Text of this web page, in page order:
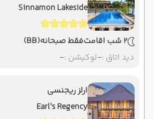
Sinnamon Lakeside
2 شب اقامت فقط صبحانه(BB)
دید اتاق :-لوکیشن :-
ارلز ریجنسی
Earl's Regency